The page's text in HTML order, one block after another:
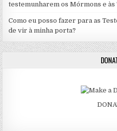
testemunharem os Mórmons e às
Como eu posso fazer para as
de vir à minha porta?